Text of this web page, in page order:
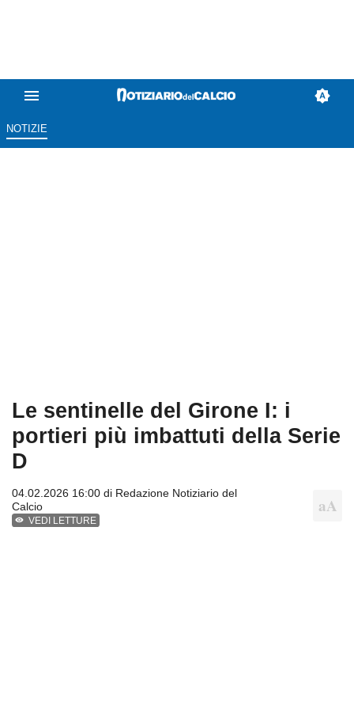
NOTIZIE
Le sentinelle del Girone I: i
portieri più imbattuti della Serie
D
04.02.2026 16:00 di Redazione Notiziario del
Calcio
VEDI LETTURE